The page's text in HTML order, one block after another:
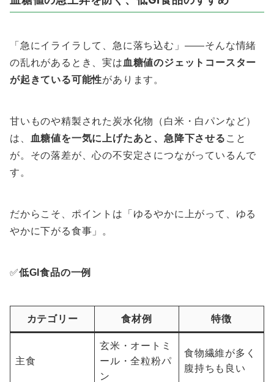
「急にイライラして、急に落ち込む」――そんな情緒
の乱れがあるとき、実は 血糖値のジェットコースター
が起きている可能性があります。
甘いものや精製された炭水化物（白米・白パンなど）
は、
血糖値を一気に上げたあと、急降下させる こと
が。その落差が、心の不安定さにつながっているんで
す。
だからこそ、ポイントは「ゆるやかに上がって、ゆる
やかに下がる食事」。
✅低GI食品の一例
カテゴリー 食材例 特徴
主食
玄米・オートミ
ール・全粒粉パ
ン
食物繊維が多く
腹持ちも良い